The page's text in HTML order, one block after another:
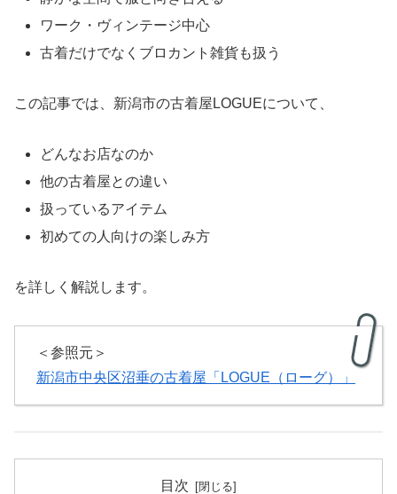
ワーク・ヴィンテージ中心
古着だけでなくブロカント雑貨も扱う
この記事では、新潟市の古着屋LOGUEについて、
どんなお店なのか
他の古着屋との違い
扱っているアイテム
初めての人向けの楽しみ方
を詳しく解説します。
＜参照元＞
新潟市中央区沼垂の古着屋「LOGUE（ローグ）」
目次